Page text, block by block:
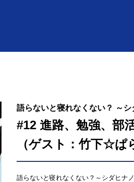
語らないと寝れなくない？ ～
#12 進路、勉強、部
（ゲスト：竹下☆ぱ
語らないと寝れなくない？～シダヒナ